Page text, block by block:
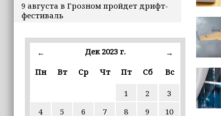
9 августа в Грозном пройдет дрифт-
фестиваль
17:30
Эксперт объяснил, почему не стоит
В Шелковском районе обучают
← Дек 2023 г.
→
Пн
Вт Ср Чт Пт Сб Вс
1 2
3
4
5 6 7 8 9 10